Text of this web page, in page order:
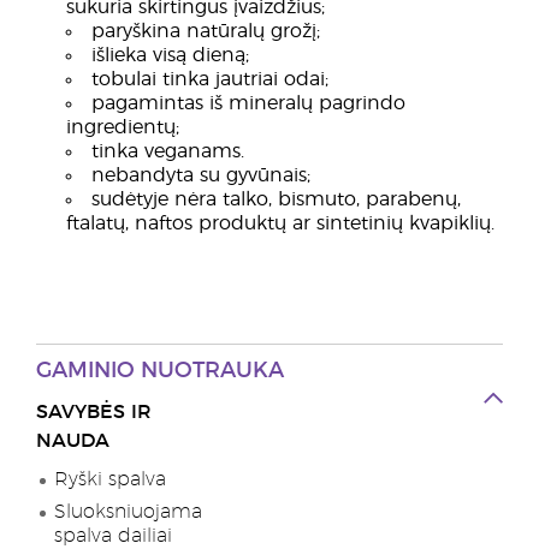
sukuria skirtingus įvaizdžius;
paryškina natūralų grožį;
išlieka visą dieną;
tobulai tinka jautriai odai;
pagamintas iš mineralų pagrindo
ingredientų;
tinka veganams.
nebandyta su gyvūnais;
sudėtyje nėra talko, bismuto, parabenų,
ftalatų, naftos produktų ar sintetinių kvapiklių.
GAMINIO NUOTRAUKA
SAVYBĖS IR
NAUDA
Ryški spalva
Sluoksniuojama
spalva dailiai